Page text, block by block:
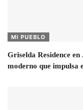
MI PUEBLO
Griselda Residence
moderno que impulsa